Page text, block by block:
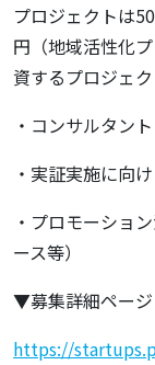
プロジェクトは
円（地域活性化
資するプロジェク
・コンサルタン
・実証実施に向
・プロモーショ
ース等）
▼募集詳細ページ
https://